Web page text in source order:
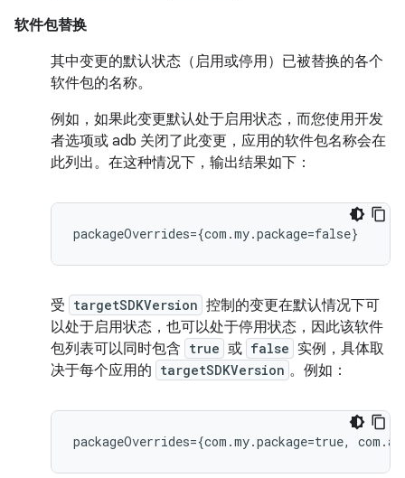
软件包替换
其中变更的默认状态（启用或停用）已被替换的各个
软件包的名称。
例如，如果此变更默认处于启用状态，而您使用开发
者选项或 adb 关闭了此变更，应用的软件包名称会在
此列出。在这种情况下，输出结果如下：
受 targetSDKVersion 控制的变更在默认情况下可
以处于启用状态，也可以处于停用状态，因此该软件
包列表可以同时包含 true 或 false 实例，具体取
决于每个应用的 targetSDKVersion 。例如：